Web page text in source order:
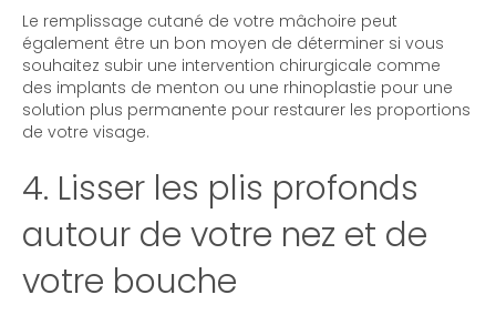
Le remplissage cutané de votre mâchoire peut
également être un bon moyen de déterminer si vous
souhaitez subir une intervention chirurgicale comme
des implants de menton ou une rhinoplastie pour une
solution plus permanente pour restaurer les proportions
de votre visage.
4. Lisser les plis profonds
autour de votre nez et de
votre bouche